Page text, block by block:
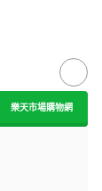
樂天市場購物網